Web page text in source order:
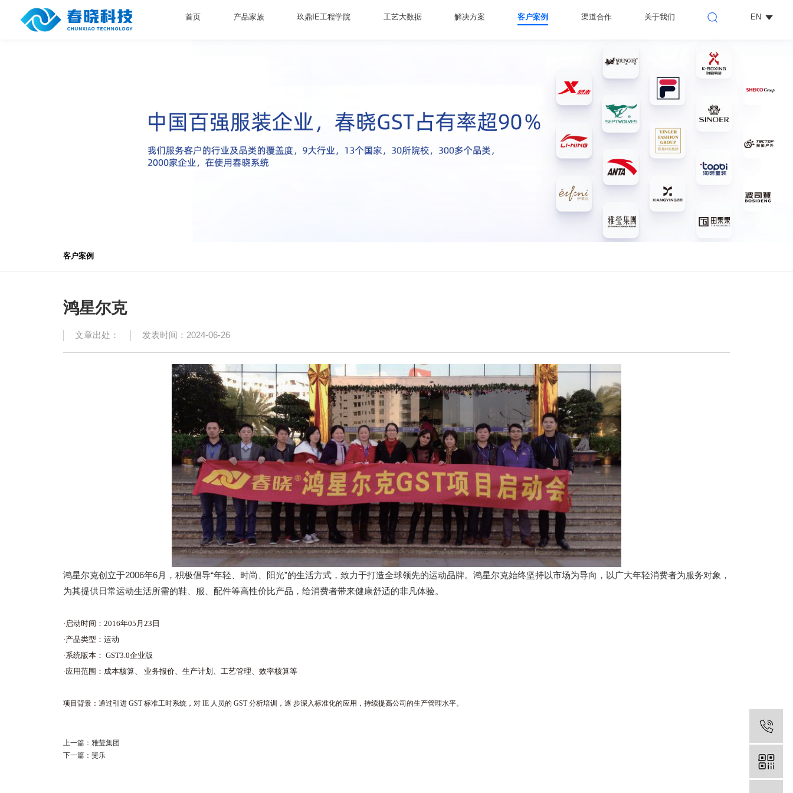
首页 产品家族 玖鼎IE工程学院 工艺大数据 解决方案 客户案例 渠道合作 关于我们 EN
客户案例
鸿星尔克
文章出处： 发表时间：2024-06-26
鸿星尔克创立于2006年6月，积极倡导“年轻、时尚、阳光”的生活方式，致力于打造全球领先的运动品牌。鸿星尔克始终坚持以市场为导向，以广大年轻消费者为服务对象，
为其提供日常运动生活所需的鞋、服、配件等高性价比产品，给消费者带来健康舒适的非凡体验。
·启动时间：2016年05月23日
·产品类型：运动
·系统版本： GST3.0企业版
·应用范围：成本核算、 业务报价、生产计划、工艺管理、效率核算等
项目背景：通过引进 GST 标准工时系统，对 IE 人员的 GST 分析培训，逐 步深入标准化的应用，持续提高公司的生产管理水平。
上一篇： 雅莹集团
下一篇： 斐乐